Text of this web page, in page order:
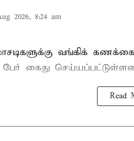
2026, 8:24 am
வங்கிக் கணக்கை
பேர் கைது
Read